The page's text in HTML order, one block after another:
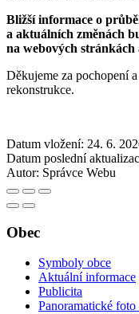
Bližší informace o
a aktuálních změnách
na webových stránkách
Děkujeme za pochopení
rekonstrukce.
Datum vložení: 24. 6.
Datum poslední
Autor: Správce Webu
Obec
Symboly obce
Aktuální informace
Publicita
Panoramatické foto